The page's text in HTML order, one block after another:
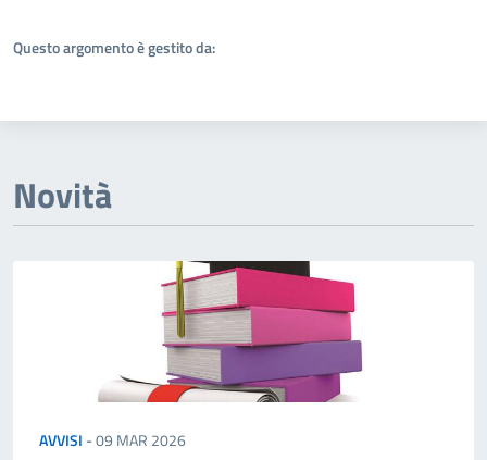
Questo argomento è gestito da:
Novità
AVVISI -09 MAR 2026